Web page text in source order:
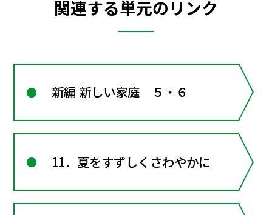
関連する単元のリンク
新編 新しい家庭 ５・６
11．夏をすずしくさわやかに